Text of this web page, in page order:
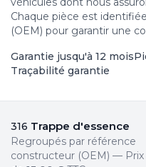
Chaque pièce est
(OEM) pour garantir une
Garantie jusqu'à 12 mois
Traçabilité garantie
316 Trappe d'essence
Regroupés par référence
constructeur (OEM) — Prix